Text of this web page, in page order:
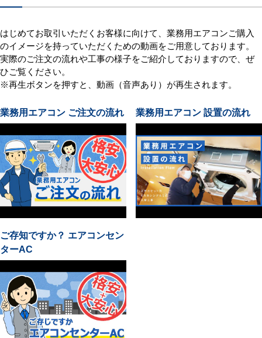
はじめてお取引いただくお客様に向けて、業務用エアコンご購入
のイメージを持っていただくための動画をご用意しております。
実際のご注文の流れや工事の様子をご紹介しておりますので、ぜ
ひご覧ください。
※再生ボタンを押すと、動画（音声あり）が再生されます。
業務用エアコン ご注文の流れ 業務用エアコン 設置の流れ
ご存知ですか？ エアコンセン
ターAC